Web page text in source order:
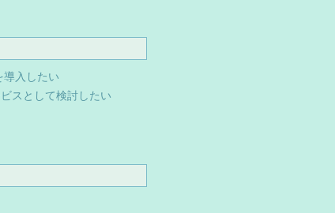
導入したい
スとして検討したい